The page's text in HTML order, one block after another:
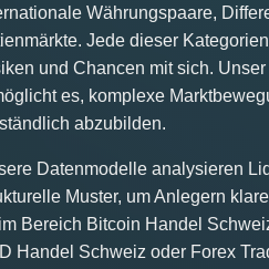
Währungspaare,
Jede dieser
und Chancen mit sich.
es, komplexe
abzubilden.
Datenmodelle analysieren
Muster, um Anlegern
Bereich Bitcoin Handel
Handel Schweiz oder Forex